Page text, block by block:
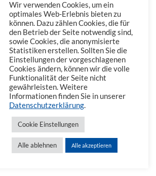
Phone: +423 235 0660
Telefax: +423 235 0669
Mail: office@vienna-life.li
Impressum
Wir verwenden Cookies, um ein
optimales Web-Erlebnis bieten zu
können. Dazu zählen Cookies, die für
den Betrieb der Seite notwendig sind,
sowie Cookies, die anonymisierte
Statistiken erstellen. Sollten Sie die
Einstellungen der vorgeschlagenen
Cookies ändern, können wir die volle
Funktionalität der Seite nicht
gewährleisten. Weitere
Informationen finden Sie in unserer
Datenschutzerklärung.
Cookie Einstellungen
Alle ablehnen Alle akzeptieren